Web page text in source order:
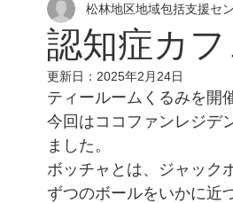
デイサービスふる里 浜須賀地区
認知症カフ
松林地区地域包括支援セ
更新日： 2025年2月24日
ティールームくるみを開
今回はココファンレジデ
ました。
ボッチャとは、ジャック
ずつのボールをいかに近